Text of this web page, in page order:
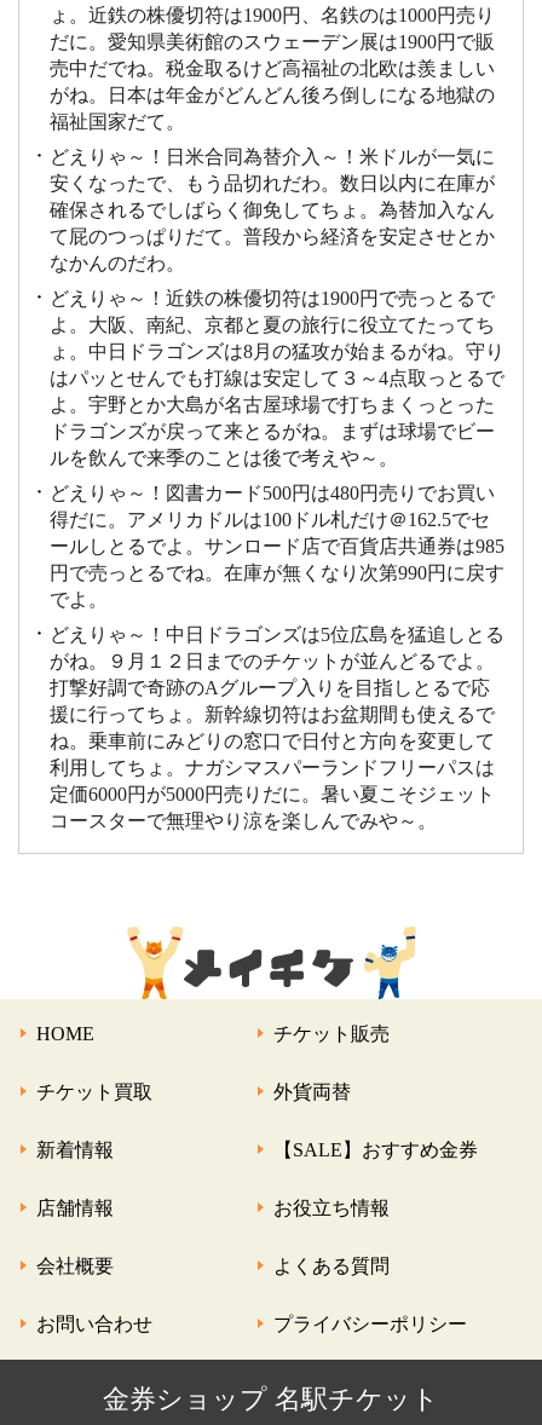
ょ。近鉄の株優切符は1900円、名鉄のは1000円売り
だに。愛知県美術館のスウェーデン展は1900円で販
売中だでね。税金取るけど高福祉の北欧は羨ましい
がね。日本は年金がどんどん後ろ倒しになる地獄の
福祉国家だて。
どえりゃ～！日米合同為替介入～！米ドルが一気に
安くなったで、もう品切れだわ。数日以内に在庫が
確保されるでしばらく御免してちょ。為替加入なん
て屁のつっぱりだて。普段から経済を安定させとか
なかんのだわ。
どえりゃ～！近鉄の株優切符は1900円で売っとるで
よ。大阪、南紀、京都と夏の旅行に役立てたってち
ょ。中日ドラゴンズは8月の猛攻が始まるがね。守り
はパッとせんでも打線は安定して３～4点取っとるで
よ。宇野とか大島が名古屋球場で打ちまくっとった
ドラゴンズが戻って来とるがね。まずは球場でビー
ルを飲んで来季のことは後で考えや～。
どえりゃ～！図書カード500円は480円売りでお買い
得だに。アメリカドルは100ドル札だけ＠162.5でセ
ールしとるでよ。サンロード店で百貨店共通券は985
円で売っとるでね。在庫が無くなり次第990円に戻す
でよ。
どえりゃ～！中日ドラゴンズは5位広島を猛追しとる
がね。９月１２日までのチケットが並んどるでよ。
打撃好調で奇跡のAグループ入りを目指しとるで応
援に行ってちょ。新幹線切符はお盆期間も使えるで
ね。乗車前にみどりの窓口で日付と方向を変更して
利用してちょ。ナガシマスパーランドフリーパスは
定価6000円が5000円売りだに。暑い夏こそジェット
コースターで無理やり涼を楽しんでみや～。
HOME チケット販売
チケット買取 外貨両替
新着情報 【SALE】おすすめ金券
店舗情報 お役立ち情報
会社概要 よくある質問
お問い合わせ プライバシーポリシー
金券ショップ 名駅チケット